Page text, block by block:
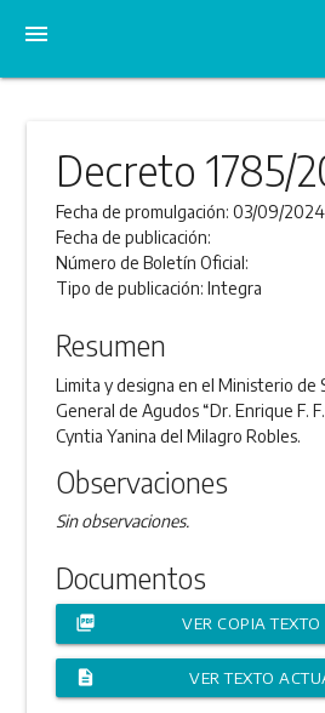
menu
Decreto 1785/
Fecha de promulgación:03/09/2024
Fecha de publicación:
Número de Boletín Oficial:
Tipo de publicación:Integra
Resumen
Limita y designa en el Ministerio de
General de Agudos “Dr. Enrique F.
Cyntia Yanina del Milagro Robles.
Observaciones
Sin observaciones.
Documentos
picture_as_pdf VER COPIA
description VER TEXTO